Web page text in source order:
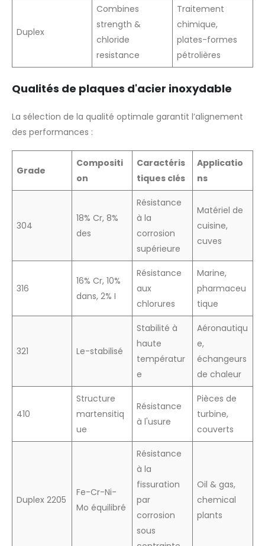
Duplex
Combines
strength &
chloride
resistance
Traitement
chimique,
plates-formes
pétrolières
Qualités de plaques d'acier inoxydable
La sélection de la qualité optimale garantit l’alignement
des performances :
Grade
Compositi
on
Caractéris
tiques clés
Applicatio
ns
304
18% Cr, 8%
des
Résistance
à la
corrosion
supérieure
Matériel de
cuisine,
cuves
316
16% Cr, 10%
dans, 2% I
Résistance
aux
chlorures
Marine,
pharmaceu
tique
321 Le-stabilisé
Stabilité à
haute
températur
e
Aéronautiqu
e,
échangeurs
de chaleur
410
Structure
martensitiq
ue
Résistance
à l'usure
Pièces de
turbine,
couverts
Duplex 2205
Fe-Cr-Ni-
Mo équilibré
Résistance
à la
fissuration
par
corrosion
sous
Oil & gas,
chemical
plants